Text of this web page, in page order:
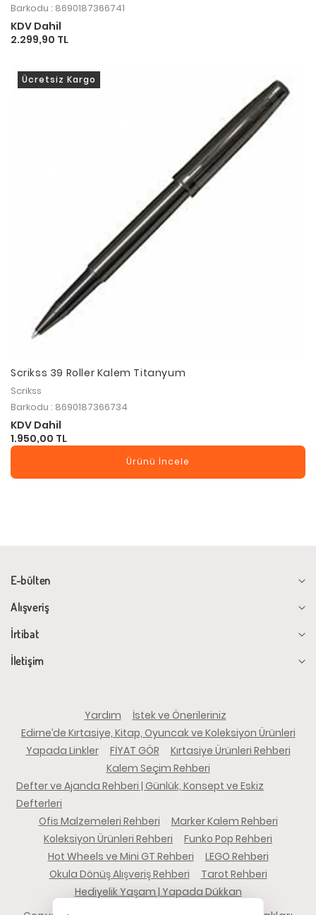
Barkodu : 8690187366741
KDV Dahil
2.299,90 TL
Ücretsiz Kargo
Scrikss 39 Roller Kalem Titanyum
Scrikss
Barkodu : 8690187366734
KDV Dahil
1.950,00 TL
Ürünü İncele
E-bülten
Alışveriş
İrtibat
İletişim
Yardım
İstek ve Önerileriniz
Edirne’de Kırtasiye, Kitap, Oyuncak ve Koleksiyon Ürünleri
Yapada Linkler
FİYAT GÖR
Kırtasiye Ürünleri Rehberi
Kalem Seçim Rehberi
Defter ve Ajanda Rehberi | Günlük, Konsept ve Eskiz
Defterleri
Ofis Malzemeleri Rehberi
Marker Kalem Rehberi
Koleksiyon Ürünleri Rehberi
Funko Pop Rehberi
Hot Wheels ve Mini GT Rehberi
LEGO Rehberi
Okula Dönüş Alışveriş Rehberi
Tarot Rehberi
Hediyelik Yaşam | Yapada Dükkan